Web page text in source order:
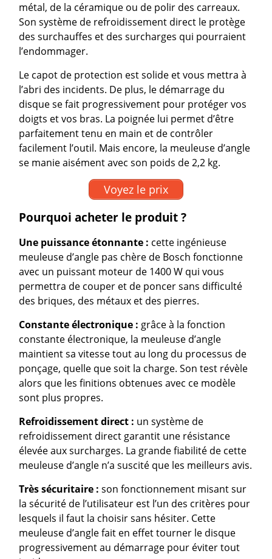
métal, de la céramique ou de polir des carreaux.
Son système de refroidissement direct le protège
des surchauffes et des surcharges qui pourraient
l’endommager.
Le capot de protection est solide et vous mettra à
l’abri des incidents. De plus, le démarrage du
disque se fait progressivement pour protéger vos
doigts et vos bras. La poignée lui permet d’être
parfaitement tenu en main et de contrôler
facilement l’outil. Mais encore, la meuleuse d’angle
se manie aisément avec son poids de 2,2 kg.
Voyez le prix
Pourquoi acheter le produit ?
Une puissance étonnante : cette ingénieuse
meuleuse d’angle pas chère de Bosch fonctionne
avec un puissant moteur de 1400 W qui vous
permettra de couper et de poncer sans difficulté
des briques, des métaux et des pierres.
Constante électronique : grâce à la fonction
constante électronique, la meuleuse d’angle
maintient sa vitesse tout au long du processus de
ponçage, quelle que soit la charge. Son test révèle
alors que les finitions obtenues avec ce modèle
sont plus propres.
Refroidissement direct : un système de
refroidissement direct garantit une résistance
élevée aux surcharges. La grande fiabilité de cette
meuleuse d’angle n’a suscité que les meilleurs avis.
Très sécuritaire : son fonctionnement misant sur
la sécurité de l’utilisateur est l’un des critères pour
lesquels il faut la choisir sans hésiter. Cette
meuleuse d’angle fait en effet tourner le disque
progressivement au démarrage pour éviter tout